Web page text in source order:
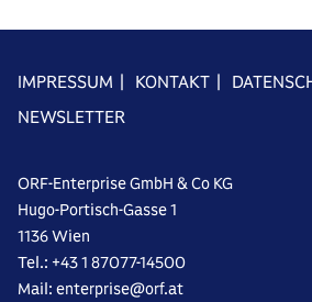
IMPRESSUM | KONTAKT |
NEWSLETTER
ORF-Enterprise GmbH & Co KG
Hugo-Portisch-Gasse 1
1136 Wien
Tel.: +43 1 87077-14500
Mail: enterprise@orf.at